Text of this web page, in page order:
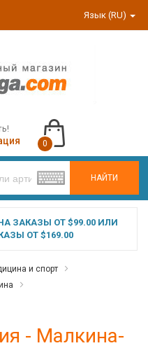
Язык (RU)
НАЙТИ
0
ЗАКАЗЫ ОТ $99.00 ИЛИ
ОТ $169.00
и спорт
- Малкина-